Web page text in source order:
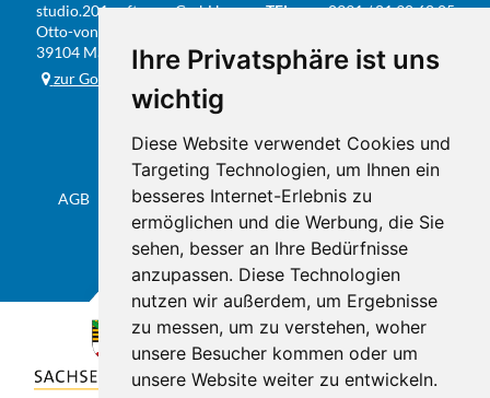
Ihre Privatsphäre ist uns
wichtig
Diese Website verwendet Cookies und
Targeting Technologien, um Ihnen ein
besseres Internet-Erlebnis zu
ermöglichen und die Werbung, die Sie
sehen, besser an Ihre Bedürfnisse
anzupassen. Diese Technologien
nutzen wir außerdem, um Ergebnisse
zu messen, um zu verstehen, woher
unsere Besucher kommen oder um
unsere Website weiter zu entwickeln.
studio.201 software GmbH
Otto-von-Guericke-Str. 104
39104 Magdeburg
zur Google-Karte
TEL
0391 / 81 90 68 05
E-MAIL info@studio201.de
AGB Datenschutz & Impressum Sitemap